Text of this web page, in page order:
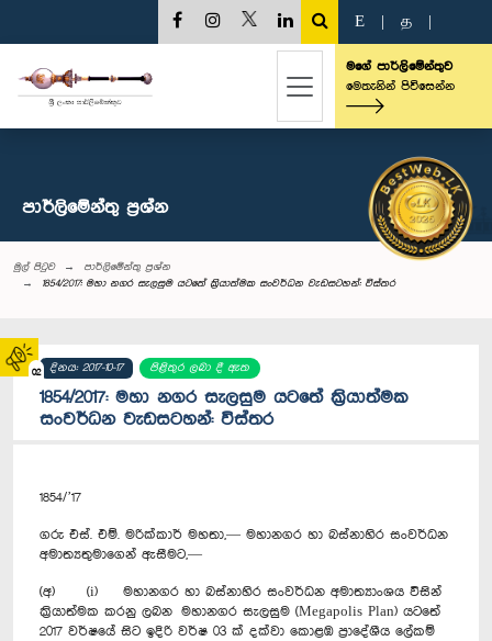
02
E த
මගේ පාර්ලිමේන්තුව
මෙතැනින් පිවිසෙන්න
පාර්ලි‌මේන්තු‌ ප්‍රශ්න
මුල් පිටුව
පාර්ලි‌මේන්තු‌ ප්‍රශ්න
1854/2017: මහා නගර සැලසුම යටතේ ක‍්‍රියාත්මක සංවර්ධන වැඩසටහන්: විස්තර
දිනය: 2017-10-17 පිළිතුර ලබා දී ඇත
1854/2017: මහා නගර සැලසුම යටතේ ක‍්‍රියාත්මක
සංවර්ධන වැඩසටහන්: විස්තර
1854/’17
ගරු එස්. එම්. මරික්කාර් මහතා,— මහානගර හා බස්නාහිර සංවර්ධන
අමාත්‍යතුමාගෙන් ඇසීමට,—
(අ) (i) මහානගර හා බස්නාහිර සංවර්ධන අමාත්‍යාංශය විසින්
ක‍්‍රියාත්මක කරනු ලබන මහානගර සැලසුම (Megapolis Plan) යටතේ
2017 වර්ෂයේ සිට ඉදිරි වර්ෂ 03 ක් දක්වා කොළඹ ප‍්‍රාදේශීය ලේකම්